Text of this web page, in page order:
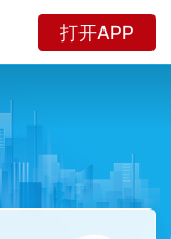
打开APP